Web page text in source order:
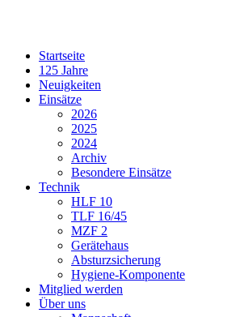
Startseite
125 Jahre
Neuigkeiten
Einsätze
2026
2025
2024
Archiv
Besondere Einsätze
Technik
HLF 10
TLF 16/45
MZF 2
Gerätehaus
Absturzsicherung
Hygiene-Komponente
Mitglied werden
Über uns